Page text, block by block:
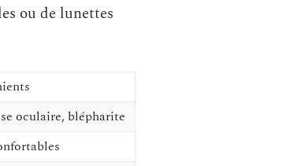
ou de lunettes
oculaire, blépharite